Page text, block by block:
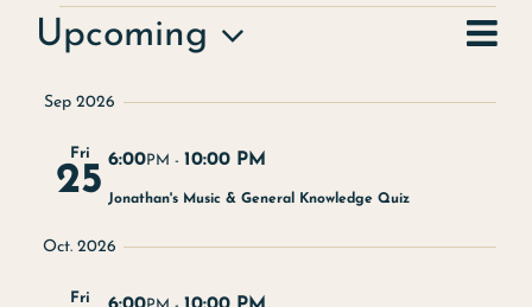
Stay
Celebrate
Conference
Events
Upcoming
a
date
Sep 2026
Fri
25 6:00PM - 10:00 PM
Jonathan's Music & General Knowledge Quiz
Oct. 2026
Fri